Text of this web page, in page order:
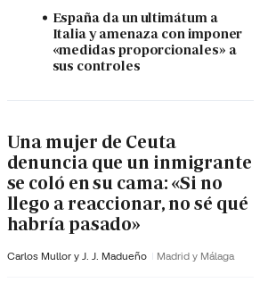
España da un ultimátum a
Italia y amenaza con imponer
«medidas proporcionales» a
sus controles
Una mujer de Ceuta
denuncia que un inmigrante
se coló en su cama: «Si no
llego a reaccionar, no sé qué
habría pasado»
Carlos Mullor y J. J. Madueño Madrid y Málaga